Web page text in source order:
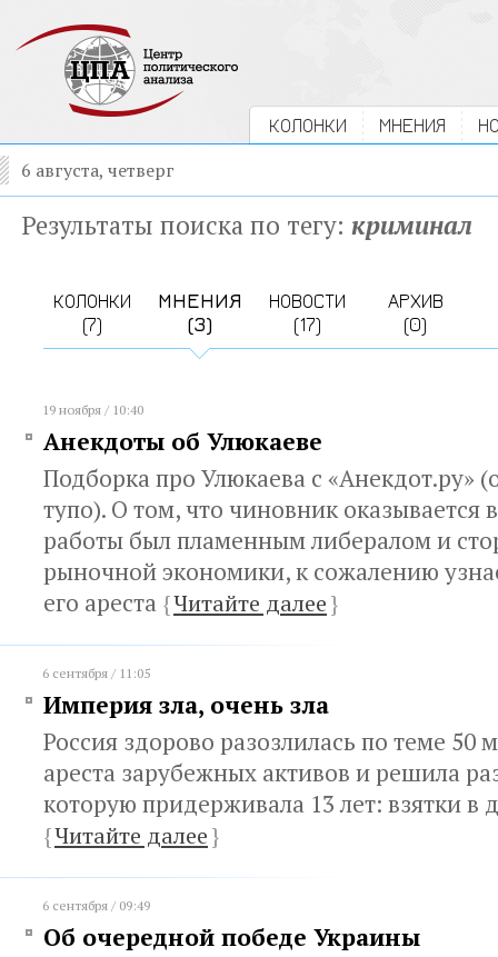
КОЛОНКИ МНЕНИЯ
6 августа, четверг
Результаты поиска по тегу: криминал
КОЛОНКИ
(7)
МНЕНИЯ
(3)
НОВОСТИ
(17)
АРХИВ
(0)
19 ноября / 10:40
Анекдоты об Улюкаеве
Подборка про Улюкаева с «Анекдот.ру»
тупо). О том, что чиновник оказывается
работы был пламенным либералом и
рыночной экономики, к сожалению
его ареста {Читайте далее}
6 сентября / 11:05
Империя зла, очень зла
Россия здорово разозлилась по теме 50
ареста зарубежных активов и решила
которую придерживала 13 лет: взятки в
{Читайте далее}
6 сентября / 09:49
Об очередной победе Украины